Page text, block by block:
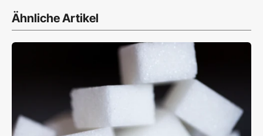
Ähnliche Artikel